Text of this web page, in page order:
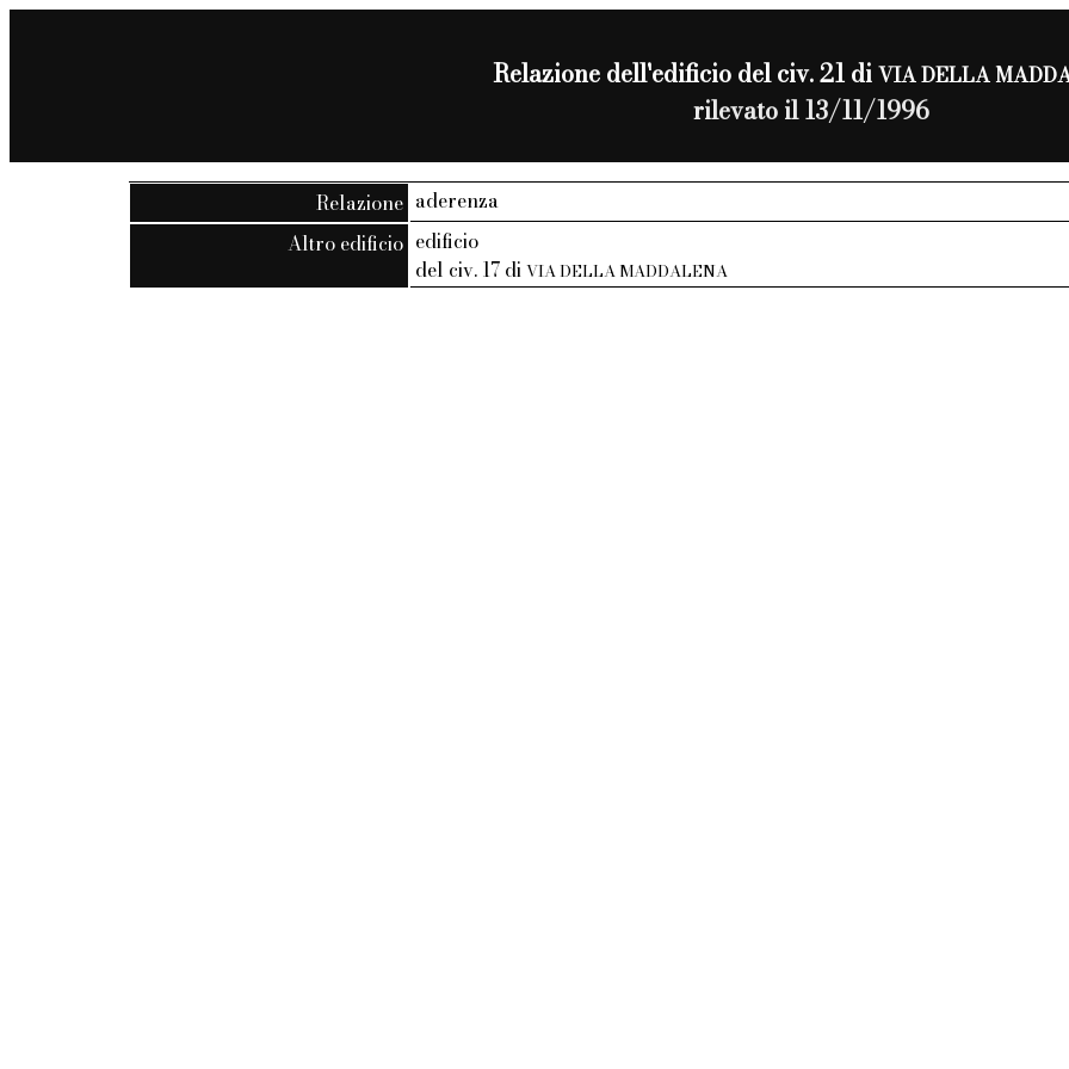
Relazione dell'edificio del civ. 21 diVIA DELLA
rilevato il 13/11/1996
Relazione aderenza
Altro edificio edificio
del civ. 17 diVIA DELLA MADDALENA